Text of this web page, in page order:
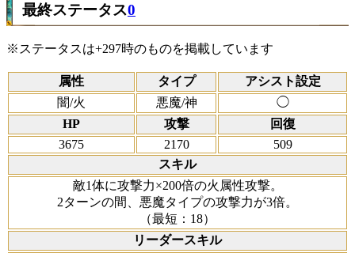
最終ステータス0
※ステータスは+297時のものを掲載しています
属性 タイプ
アシスト設定
闇/火
悪魔/神
◯
HP
攻撃
回復
3675
2170
509
スキル
敵1体に攻撃力×200倍の火属性攻撃。
2ターンの間、悪魔タイプの攻撃力が3倍。
（最短：18）
リーダースキル